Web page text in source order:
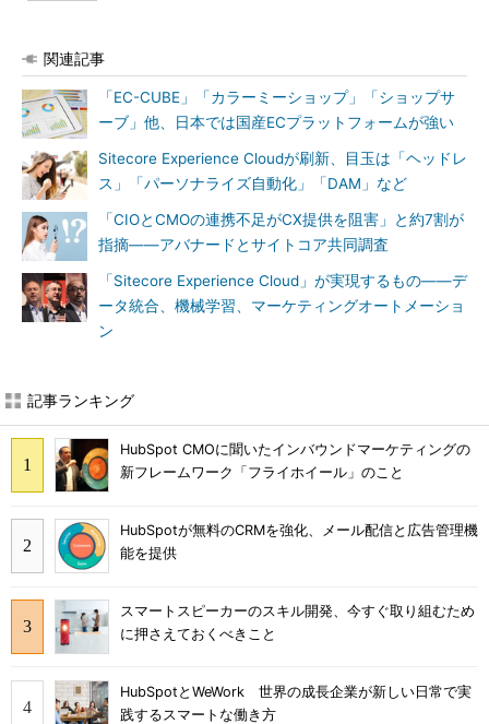
関連記事
「EC-CUBE」「カラーミーショップ」「ショップサ
ーブ」他、日本では国産ECプラットフォームが強い
Sitecore Experience Cloudが刷新、目玉は「ヘッドレ
ス」「パーソナライズ自動化」「DAM」など
「CIOとCMOの連携不足がCX提供を阻害」と約7割が
指摘――アバナードとサイトコア共同調査
「Sitecore Experience Cloud」が実現するもの――デ
ータ統合、機械学習、マーケティングオートメーショ
ン
記事ランキング
HubSpot CMOに聞いたインバウンドマーケティングの
新フレームワーク「フライホイール」のこと
HubSpotが無料のCRMを強化、メール配信と広告管理機
能を提供
スマートスピーカーのスキル開発、今すぐ取り組むため
に押さえておくべきこと
HubSpotとWeWork 世界の成長企業が新しい日常で実
践するスマートな働き方